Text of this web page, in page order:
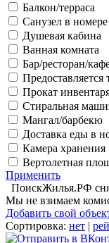
Балкон/терраса
Санузел в номере
Душевая кабина
Ванная комната
Бар/ресторан/
Предоставляется
Прокат
Стиральная
Мангал/барбекю
Доставка еды в
Камера хранения
Вертолетная
Применить
ПоискЖилья.РФ
Мы не взимаем
Добавить свой
Сортировка: нет |